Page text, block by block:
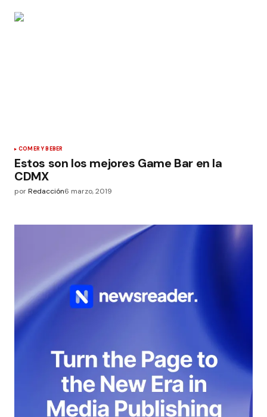
COMER Y BEBER
Estos son los mejores Game Bar en la
CDMX
porRedacción6 marzo, 2019